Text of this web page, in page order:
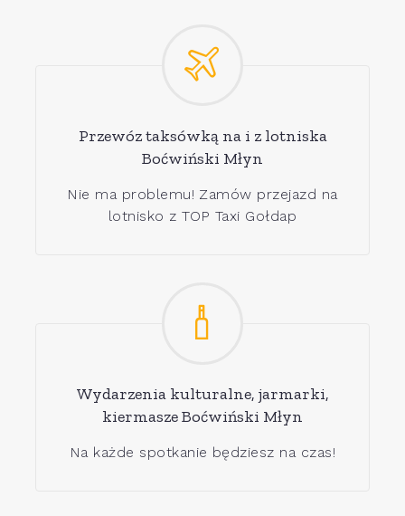
Przewóz taksówką na i z lotniska
Boćwiński Młyn
Nie ma problemu! Zamów przejazd na
lotnisko z TOP Taxi Gołdap
Wydarzenia kulturalne, jarmarki,
kiermasze Boćwiński Młyn
Na każde spotkanie będziesz na czas!